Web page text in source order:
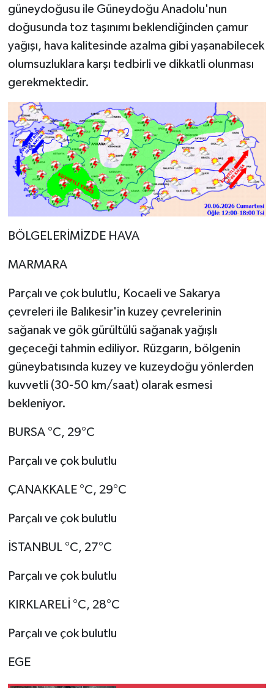
güneydoğusu ile Güneydoğu Anadolu'nun
doğusunda toz taşınımı beklendiğinden çamur
yağışı, hava kalitesinde azalma gibi yaşanabilecek
olumsuzluklara karşı tedbirli ve dikkatli olunması
gerekmektedir.
BÖLGELERİMİZDE HAVA
MARMARA
Parçalı ve çok bulutlu, Kocaeli ve Sakarya
çevreleri ile Balıkesir'in kuzey çevrelerinin
sağanak ve gök gürültülü sağanak yağışlı
geçeceği tahmin ediliyor. Rüzgarın, bölgenin
güneybatısında kuzey ve kuzeydoğu yönlerden
kuvvetli (30-50 km/saat) olarak esmesi
bekleniyor.
BURSA °C, 29°C
Parçalı ve çok bulutlu
ÇANAKKALE °C, 29°C
Parçalı ve çok bulutlu
İSTANBUL °C, 27°C
Parçalı ve çok bulutlu
KIRKLARELİ °C, 28°C
Parçalı ve çok bulutlu
EGE